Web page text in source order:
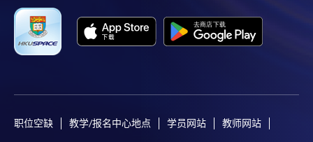
职位空缺 教学/报名中心地点 学员网站 教师网站